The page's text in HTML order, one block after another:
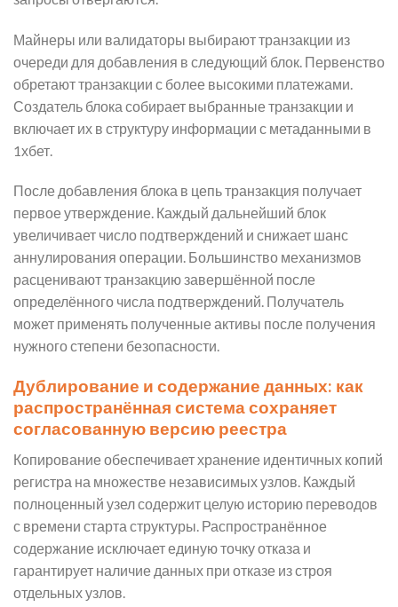
Майнеры или валидаторы выбирают транзакции из
очереди для добавления в следующий блок. Первенство
обретают транзакции с более высокими платежами.
Создатель блока собирает выбранные транзакции и
включает их в структуру информации с метаданными в
1хбет.
После добавления блока в цепь транзакция получает
первое утверждение. Каждый дальнейший блок
увеличивает число подтверждений и снижает шанс
аннулирования операции. Большинство механизмов
расценивают транзакцию завершённой после
определённого числа подтверждений. Получатель
может применять полученные активы после получения
нужного степени безопасности.
Дублирование и содержание данных: как
распространённая система сохраняет
согласованную версию реестра
Копирование обеспечивает хранение идентичных копий
регистра на множестве независимых узлов. Каждый
полноценный узел содержит целую историю переводов
с времени старта структуры. Распространённое
содержание исключает единую точку отказа и
гарантирует наличие данных при отказе из строя
отдельных узлов.